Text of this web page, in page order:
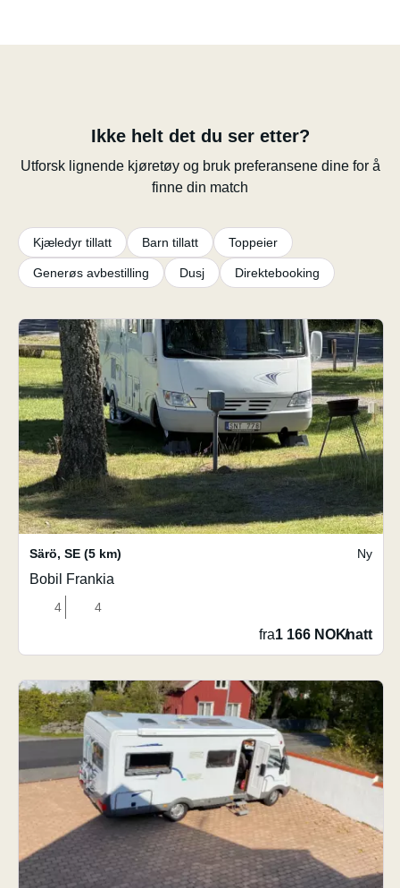
Ikke helt det du ser etter?
Utforsk lignende kjøretøy og bruk preferansene dine for å
finne din match
Kjæledyr tillatt Barn tillatt Toppeier
Generøs avbestilling Dusj Direktebooking
Särö, SE (5 km) Ny
Bobil Frankia
4 4
fra1 166 NOK/natt